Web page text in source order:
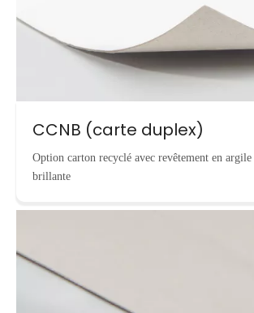
CCNB (carte duplex)
Option carton recyclé avec revêtement en
brillante